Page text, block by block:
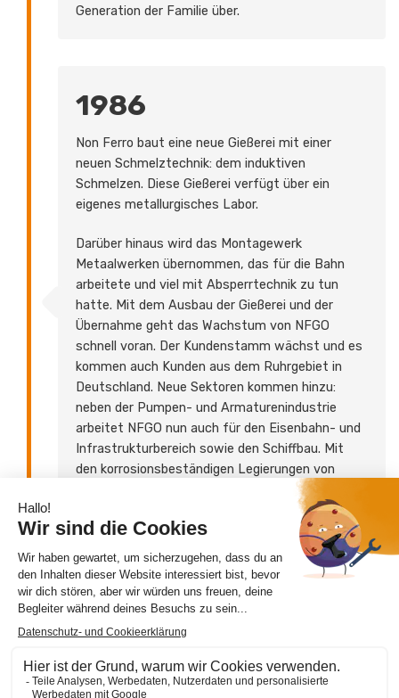
Generation der Familie über.
1986
Non Ferro baut eine neue Gießerei mit einer
neuen Schmelztechnik: dem induktiven
Schmelzen. Diese Gießerei verfügt über ein
eigenes metallurgisches Labor.
Darüber hinaus wird das Montagewerk
Metaalwerken übernommen, das für die Bahn
arbeitete und viel mit Absperrtechnik zu tun
hatte. Mit dem Ausbau der Gießerei und der
Übernahme geht das Wachstum von NFGO
schnell voran. Der Kundenstamm wächst und es
kommen auch Kunden aus dem Ruhrgebiet in
Deutschland. Neue Sektoren kommen hinzu:
neben der Pumpen- und Armaturenindustrie
arbeitet NFGO nun auch für den Eisenbahn- und
Infrastrukturbereich sowie den Schiffbau. Mit
den korrosionsbeständigen Legierungen von
Anwendungen, z. B. Wärmetauscher, hergestellt.
1977
mit NFGO weiter.